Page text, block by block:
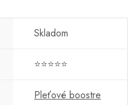
Skladom
⭐⭐⭐⭐⭐
Pleťové boostre